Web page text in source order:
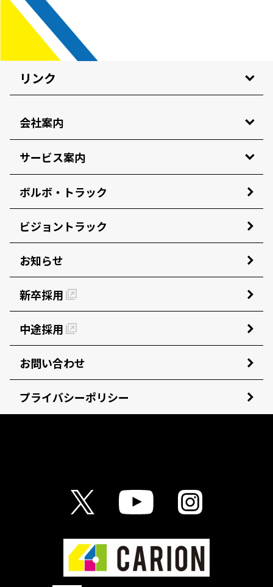
リンク
会社案内
サービス案内
ボルボ・トラック
ビジョントラック
お知らせ
新卒採用
中途採用
お問い合わせ
プライバシーポリシー